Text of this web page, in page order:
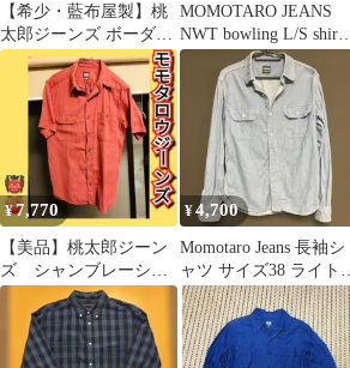
【希少・藍布屋製】桃
太郎ジーンズ ボーダー
ウエスタン ネルシャツ
Mサイズ
MOMOTARO JEANS
NWT bowling L/S shirts
36 05-048 桃太郎ジーン
ズ タグ付 ボウリングシ
ャツ オープンカラー 刺
繍 アメカジ レプリカ
¥7,770
【美品】桃太郎ジーン
ズ シャンブレーシャ
ツ 40 半袖 メンズ
¥4,700
Momotaro Jeans 長袖シ
ャツ サイズ38 ライトブ
ルー